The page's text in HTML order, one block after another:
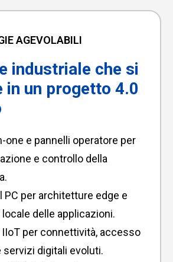
AGEVOLABILI
industriale che si
in un progetto 4.0
one e pannelli operatore per
e controllo della
PC per architetture edge e
delle applicazioni.
IIoT per connettività, accesso
servizi digitali evoluti.